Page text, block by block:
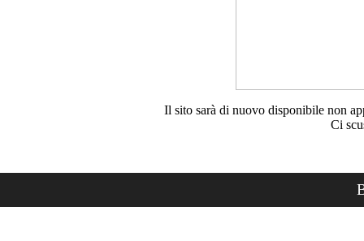
Il sito sarà di nuovo disponibile non
Ci